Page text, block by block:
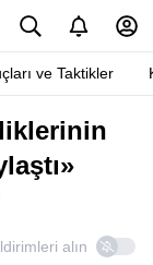
ve Taktikler
alın